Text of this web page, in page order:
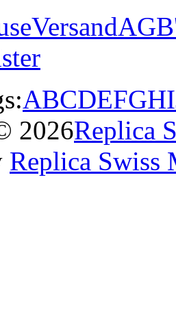
Versand
ABCDEFGHI
2026Replica
Replica Swiss